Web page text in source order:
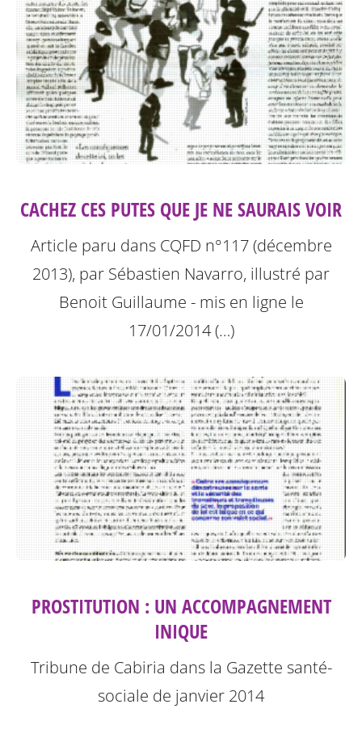
CACHEZ CES PUTES QUE JE NE SAURAIS VOIR
Article paru dans CQFD n°117 (décembre
2013), par Sébastien Navarro, illustré par
Benoit Guillaume - mis en ligne le
17/01/2014 (…)
PROSTITUTION : UN ACCOMPAGNEMENT
INIQUE
Tribune de Cabiria dans la Gazette santé-
sociale de janvier 2014